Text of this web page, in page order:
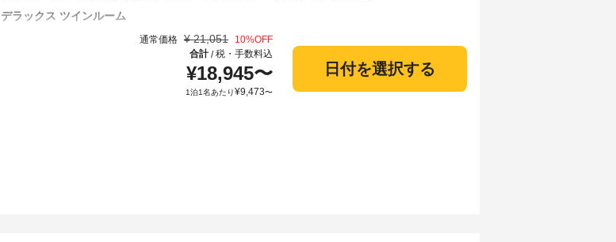
デラックス ツインルーム
通常価格 ¥ 21,051 10%OFF
合計/税・手数料込
¥18,945〜
1泊1名あたり¥9,473〜
日付を選択する